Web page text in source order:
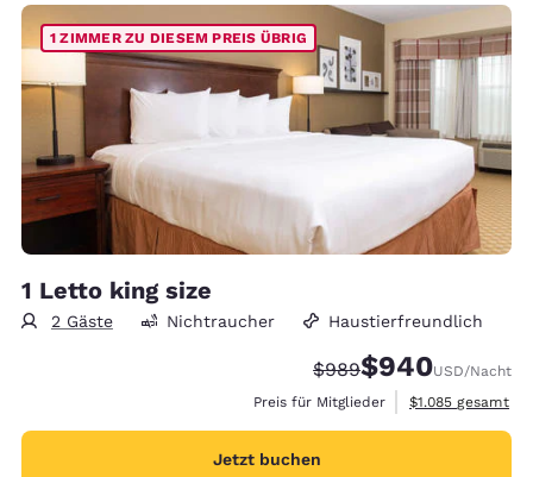
1 ZIMMER ZU DIESEM PREIS ÜBRIG
1 Letto king size
2 Gäste Nichtraucher Haustierfreundlich
Durchgestrichener
$989Vergünstigter
$940USD/Nacht
Preis für Mitglieder
Geschätzte
$1.085 gesamt
Jetzt buchen